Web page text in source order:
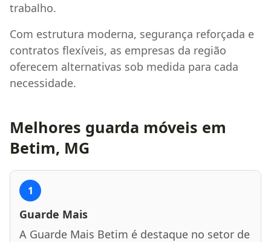
trabalho.
Com estrutura moderna, segurança reforçada e
contratos flexíveis, as empresas da região
oferecem alternativas sob medida para cada
necessidade.
Melhores guarda móveis em
Betim, MG
1
Guarde Mais
A Guarde Mais Betim é destaque no setor de